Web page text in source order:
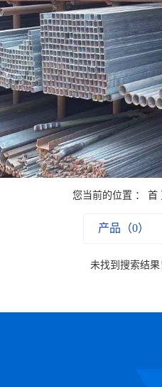
您当前的位置 ： 首
产品（0）
未找到搜索结果